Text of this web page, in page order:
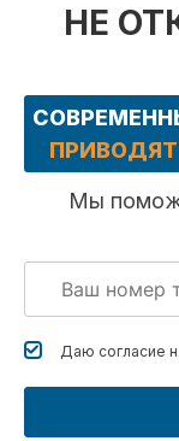
НЕ
Мы
Даю согласие